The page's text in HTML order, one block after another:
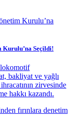
Seçildi!
bakliyat ve yağlı
zirvesinde
hakkı kazandı.